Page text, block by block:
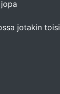
jotakin